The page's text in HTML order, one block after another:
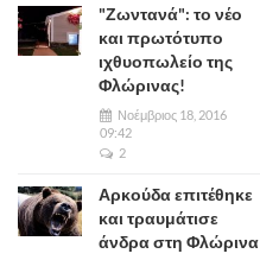
"Ζωντανά": το νέο
και πρωτότυπο
ιχθυοπωλείο της
Φλώρινας!
Νοέμβριος 18, 2016
09:42
2
Αρκούδα επιτέθηκε
και τραυμάτισε
άνδρα στη Φλώρινα